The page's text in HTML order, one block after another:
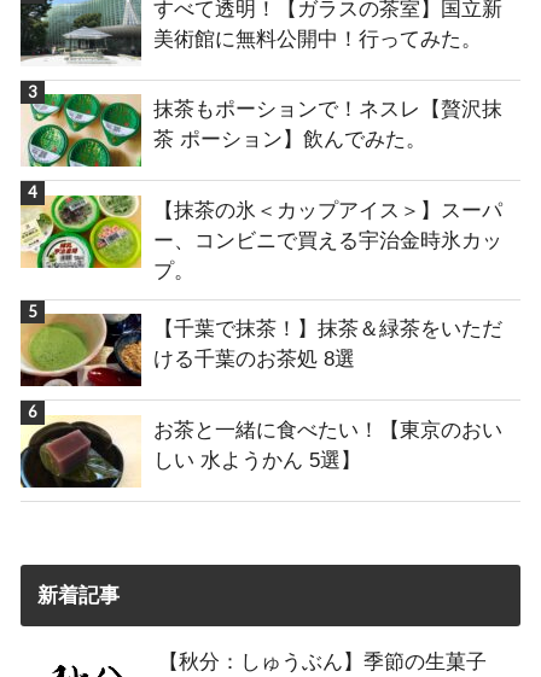
すべて透明！【ガラスの茶室】国立新
美術館に無料公開中！行ってみた。
抹茶もポーションで！ネスレ【贅沢抹
茶 ポーション】飲んでみた。
【抹茶の氷＜カップアイス＞】スーパ
ー、コンビニで買える宇治金時氷カッ
プ。
【千葉で抹茶！】抹茶＆緑茶をいただ
ける千葉のお茶処 8選
お茶と一緒に食べたい！【東京のおい
しい 水ようかん 5選】
新着記事
【秋分：しゅうぶん】季節の生菓子